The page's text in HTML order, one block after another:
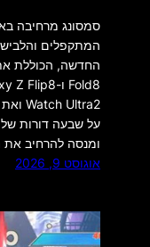
סמסונג מרחיבה
על שבעה דורות של
ומנסה להרחיב
אוגוסט 9, 2026